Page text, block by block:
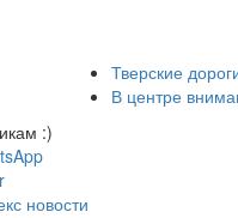
Тверские
В центре
:)
новости